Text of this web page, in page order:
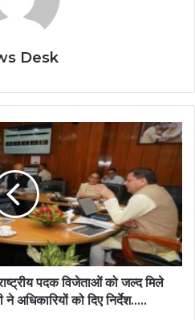
Desk
पदक विजेताओं को जल्द मिले
अधिकारियों को दिए निर्देश…..